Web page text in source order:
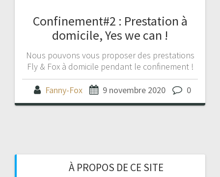
Confinement#2 : Prestation à
domicile, Yes we can !
Nous pouvons vous proposer des prestations
Fly & Fox à domicile pendant le confinement !
Fanny-Fox 9 novembre 2020 0
À PROPOS DE CE SITE